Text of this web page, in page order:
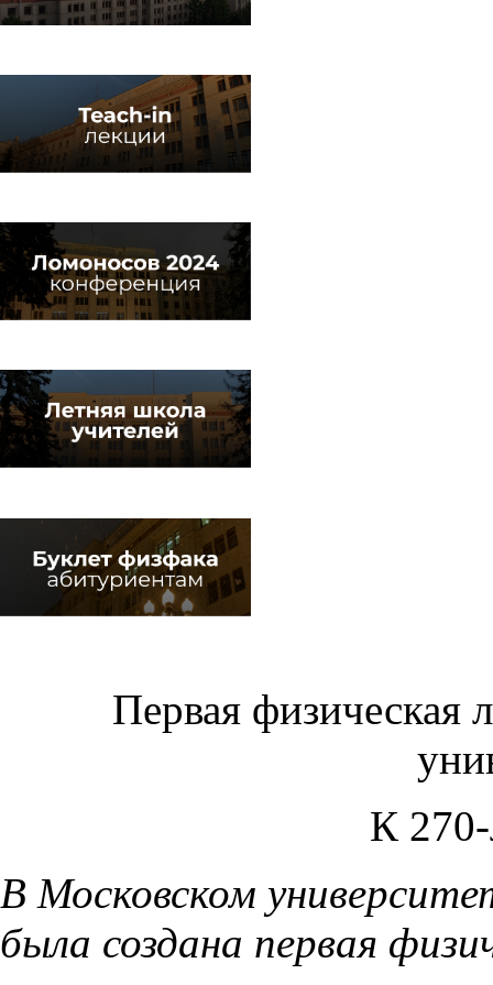
Первая физическая
К
В Московском
была создана первая